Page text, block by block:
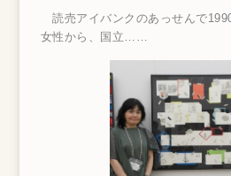
読売アイバンクのあっせんで
女性から、国立……